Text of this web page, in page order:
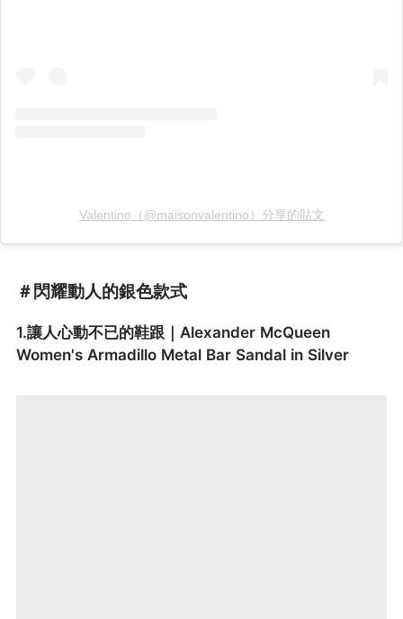
Valentino（@maisonvalentino）分享的貼文
＃閃耀動人的銀色款式
1.讓人心動不已的鞋跟｜Alexander McQueen
Women's Armadillo Metal Bar Sandal in Silver